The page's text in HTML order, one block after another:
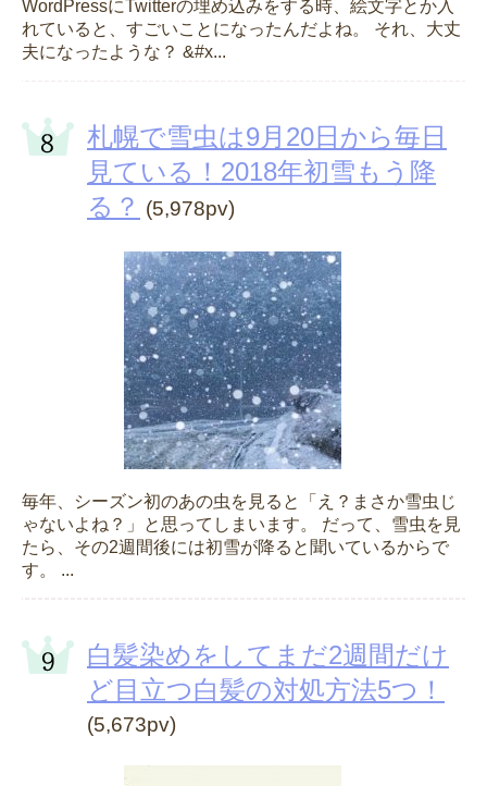
WordPressにTwitterの埋め込みをする時、絵文字とか入
れていると、すごいことになったんだよね。 それ、大丈
夫になったような？ &#x...
札幌で雪虫は9月20日から毎日
見ている！2018年初雪もう降
る？ (5,978pv)
毎年、シーズン初のあの虫を見ると「え？まさか雪虫じ
ゃないよね？」と思ってしまいます。 だって、雪虫を見
たら、その2週間後には初雪が降ると聞いているからで
す。 ...
白髪染めをしてまだ2週間だけ
ど目立つ白髪の対処方法5つ！
(5,673pv)